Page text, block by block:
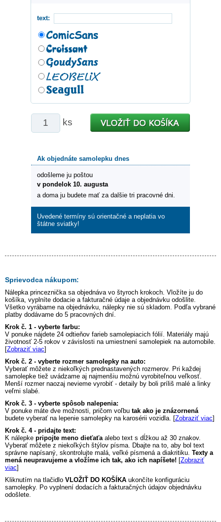
text:
ks
Ak objednáte samolepku dnes
odošleme ju poštou
v pondelok 10. augusta
a doma ju budete mať za dalšie tri pracovné dni.
Uvedené termíny sú orientačné a neplatia vo
štátne sviatky!
Sprievodca nákupom:
Nálepka princezničkasa objednáva vo štyroch krokoch. Vložíte ju do
košíka, vyplníte dodacie a fakturačné údaje a objednávku odošlite.
Všetko vyrábame na objednávku, nálepky nie sú skladom. Podľa vybrané
platby dodávame do 5 pracovných dní.
Krok č. 1 - vyberte farbu:
V ponuke nájdete 24 odtieňov farieb samolepiacich fólií. Materiály majú
životnosť 2-5 rokov v závislosti na umiestnení samolepiek na automobile.
[Zobraziť viac]
Krok č. 2 - vyberte rozmer samolepky na auto:
Vyberať môžete z niekoľkých prednastavených rozmerov. Pri každej
samolepke tiež uvádzame aj najmenšiu možnú vyrobiteľnou veľkosť.
Menší rozmer naozaj nevieme vyrobiť - detaily by boli príliš malé a linky
veľmi slabé.
Krok č. 3 - vyberte spôsob nalepenia:
V ponuke máte dve možnosti, pričom voľbu tak ako je znázornená
budete vyberať na lepenie samolepky na karosérii vozidla. [Zobraziť viac]
Krok č. 4 - pridajte text:
K nálepke pripojte meno dieťaťaalebo text s dĺžkou až 30 znakov.
Vyberať môžete z niekoľkých štýlov písma. Dbajte na to, aby bol text
správne napísaný, skontrolujte malá, veľké písmená a diakritiku. Texty a
mená neupravujeme a vložíme ich tak, ako ich napíšete! [Zobraziť
viac]
Kliknutím na tlačidlo VLOŽIŤ DO KOŠÍKA ukončíte konfiguráciu
samolepky. Po vyplnení dodacích a fakturačných údajov objednávku
odošlete.